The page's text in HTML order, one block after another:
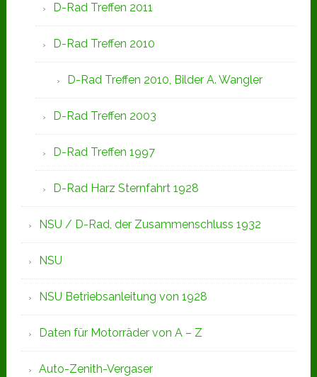
D-Rad Treffen 2011
D-Rad Treffen 2010
D-Rad Treffen 2010, Bilder A. Wangler
D-Rad Treffen 2003
D-Rad Treffen 1997
D-Rad Harz Sternfahrt 1928
NSU / D-Rad, der Zusammenschluss 1932
NSU
NSU Betriebsanleitung von 1928
Daten für Motorräder von A – Z
Auto-Zenith-Vergaser